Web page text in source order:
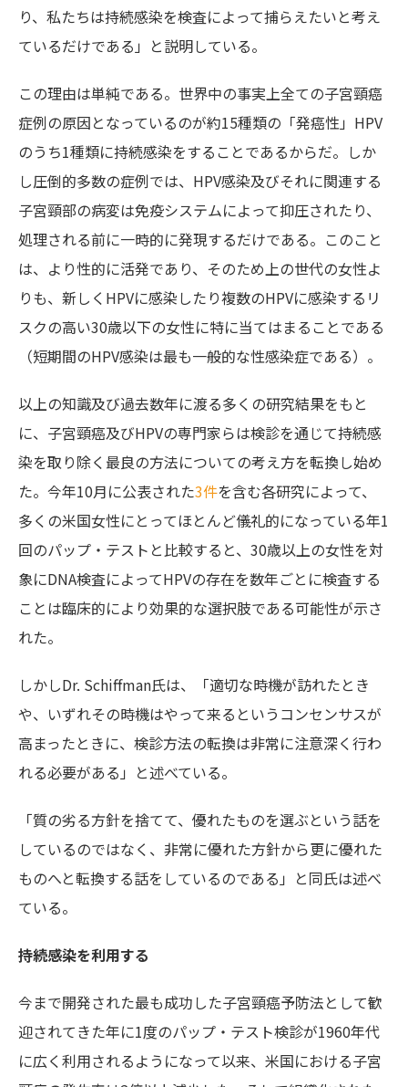
り、私たちは持続感染を検査によって捕らえたいと考え
ているだけである」と説明している。
この理由は単純である。世界中の事実上全ての子宮頸癌
症例の原因となっているのが約15種類の「発癌性」HPV
のうち1種類に持続感染をすることであるからだ。しか
し圧倒的多数の症例では、HPV感染及びそれに関連する
子宮頸部の病変は免疫システムによって抑圧されたり、
処理される前に一時的に発現するだけである。このこと
は、より性的に活発であり、そのため上の世代の女性よ
りも、新しくHPVに感染したり複数のHPVに感染するリ
スクの高い30歳以下の女性に特に当てはまることである
（短期間のHPV感染は最も一般的な性感染症である）。
以上の知識及び過去数年に渡る多くの研究結果をもと
に、子宮頸癌及びHPVの専門家らは検診を通じて持続感
染を取り除く最良の方法についての考え方を転換し始め
た。今年10月に公表された3件を含む各研究によって、
多くの米国女性にとってほとんど儀礼的になっている年1
回のパップ・テストと比較すると、30歳以上の女性を対
象にDNA検査によってHPVの存在を数年ごとに検査する
ことは臨床的により効果的な選択肢である可能性が示さ
れた。
しかしDr. Schiffman氏は、「適切な時機が訪れたとき
や、いずれその時機はやって来るというコンセンサスが
高まったときに、検診方法の転換は非常に注意深く行わ
れる必要がある」と述べている。
「質の劣る方針を捨てて、優れたものを選ぶという話を
しているのではなく、非常に優れた方針から更に優れた
ものへと転換する話をしているのである」と同氏は述べ
ている。
持続感染を利用する
今まで開発された最も成功した子宮頸癌予防法として歓
迎されてきた年に1度のパップ・テスト検診が1960年代
に広く利用されるようになって以来、米国における子宮